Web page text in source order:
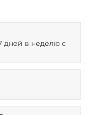
дней в неделю с